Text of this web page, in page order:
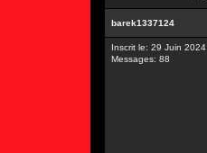
barek1337124
Inscrit le: 29 Juin 2024
Messages: 88